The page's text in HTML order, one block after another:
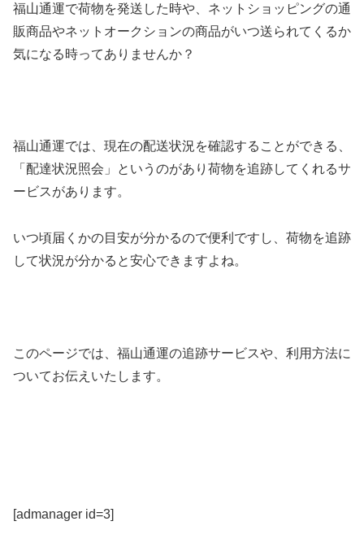
福山通運で荷物を発送した時や、ネットショッピングの通
販商品やネットオークションの商品がいつ送られてくるか
気になる時ってありませんか？
福山通運では、現在の配送状況を確認することができる、
「配達状況照会」というのがあり荷物を追跡してくれるサ
ービスがあります。
いつ頃届くかの目安が分かるので便利ですし、荷物を追跡
して状況が分かると安心できますよね。
このページでは、福山通運の追跡サービスや、利用方法に
ついてお伝えいたします。
[admanager id=3]